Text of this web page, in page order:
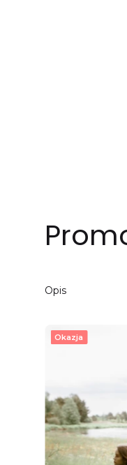
Opis
Okazja